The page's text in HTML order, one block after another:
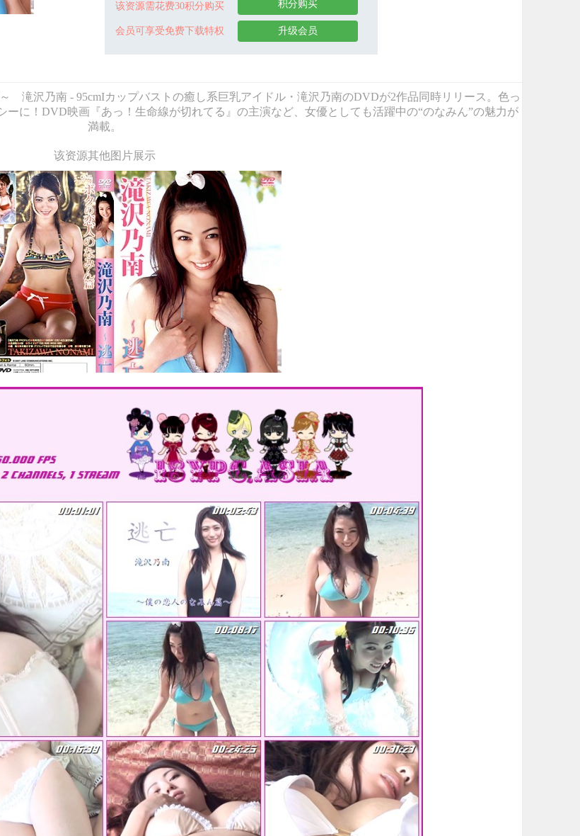
该资源需花费30积分购买
会员可享受免费下载特权
积分购买
升级会员
滝沢乃南 - 95cmIカップバストの癒し系巨乳アイドル・滝沢乃南のDVDが2作品同時リリース。色っ
に！DVD映画『あっ！生命線が切れてる』の主演など、女優としても活躍中の“のなみん”の魅力が
満載。
该资源其他图片展示